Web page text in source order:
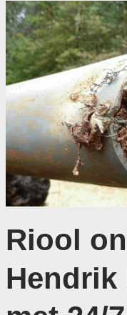
Riool
Hendrik